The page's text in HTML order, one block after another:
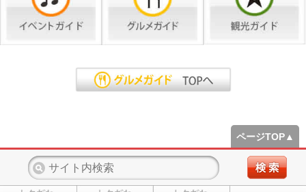
ページTOP▲